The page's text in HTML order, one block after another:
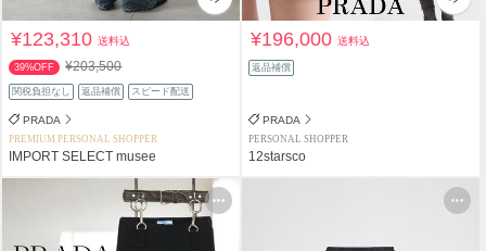
¥123,310送料込
39%OFF ¥203,500
関税負担なし 返品補償 スピード配送
PRADA
PREMIUM PERSONAL SHOPPER
IMPORT SELECT musee
¥196,000送料込
返品補償
PRADA
PERSONAL SHOPPER
12starsco